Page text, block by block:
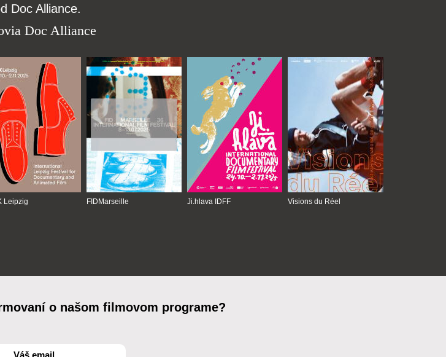
Doc Alliance.
Doc Alliance
Leipzig FIDMarseille Ji.hlava IDFF Visions du Réel
o našom filmovom programe?